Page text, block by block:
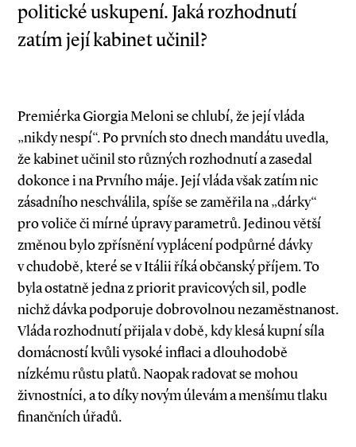
politické uskupení. Jaká rozhodnutí
zatím její kabinet učinil?
Premiérka Giorgia Meloni se chlubí, že její vláda
„nikdy nespí“. Po prvních sto dnech mandátu uvedla,
že kabinet učinil sto různých rozhodnutí a zasedal
dokonce i na Prvního máje. Její vláda však zatím nic
zásadního neschválila, spíše se zaměřila na „dárky“
pro voliče či mírné úpravy parametrů. Jedinou větší
změnou bylo zpřísnění vyplácení podpůrné dávky
v chudobě, které se v Itálii říká občanský příjem. To
byla ostatně jedna z prio­rit pravicových sil, podle
nichž dávka podporuje dobrovolnou nezaměstnanost.
Vláda rozhodnutí přijala v době, kdy klesá kupní síla
domácností kvůli vysoké inflaci a dlouhodobě
nízkému růstu platů. Naopak radovat se mohou
živnostníci, a to díky novým úlevám a menšímu tlaku
finančních úřadů.